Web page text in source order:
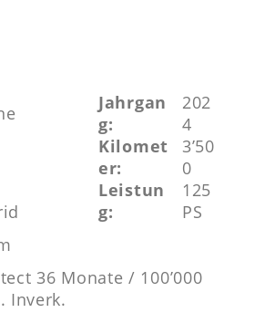
Jahrgan
g:
202
4
Kilomet
er:
3’50
0
Leistun
g:
125
PS
36 Monate / 100’000
Inverk.